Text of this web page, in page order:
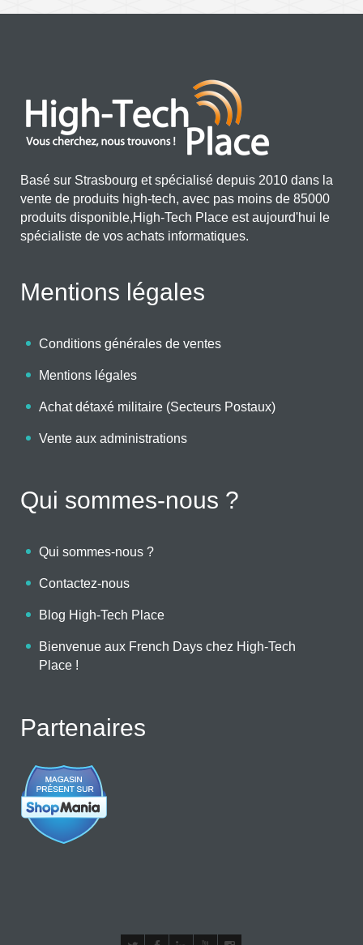
Basé sur Strasbourg et spécialisé depuis 2010 dans la
vente de produits high-tech, avec pas moins de 85000
produits disponible,High-Tech Place est aujourd'hui le
spécialiste de vos achats informatiques.
Mentions légales
Conditions générales de ventes
Mentions légales
Achat détaxé militaire (Secteurs Postaux)
Vente aux administrations
Qui sommes-nous ?
Qui sommes-nous ?
Contactez-nous
Blog High-Tech Place
Bienvenue aux French Days chez High-Tech
Place !
Partenaires